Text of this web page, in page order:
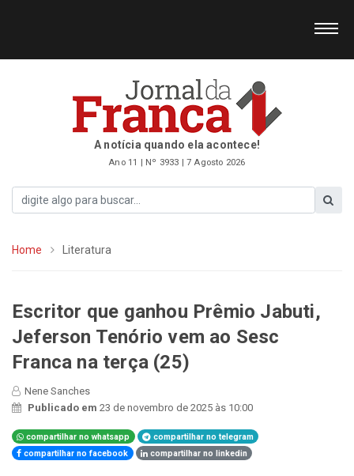
A notícia quando ela acontece!
Ano 11 | Nº 3933 | 7 Agosto 2026
Home Literatura
Escritor que ganhou Prêmio Jabuti,
Jeferson Tenório vem ao Sesc
Franca na terça (25)
Nene Sanches
Publicado em 23 de novembro de 2025 às 10:00
compartilhar no whatsapp
compartilhar no telegram
compartilhar no facebook
compartilhar no linkedin